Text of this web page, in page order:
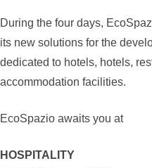
During the four days,
its new solutions for the
dedicated to hotels, hotels,
accommodation facilities.
EcoSpazio awaits you at
HOSPITALITY